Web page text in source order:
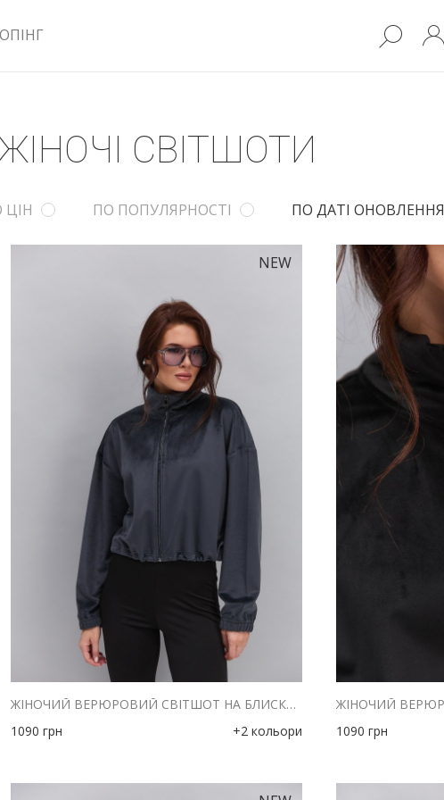
СВІТШОТИ
ПО ПОПУЛЯРНОСТІ ПО ДАТІ ОНОВЛЕННЯ
NEW
ЖІНОЧИЙ ВЕРЮРОВИЙ СВІТШОТ НА БЛИСКАВЦІ ТЕМНО-СІРИЙ З КОМІРОМ-СТІЙКОЮ
1090 грн +2 кольори
1090 грн